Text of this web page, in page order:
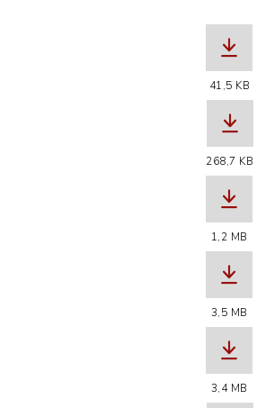
41,5 KB
268,7 KB
1,2 MB
3,5 MB
3,4 MB